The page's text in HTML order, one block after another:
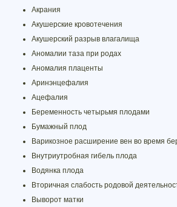
Акрания
Акушерские кровотечения
Акушерский разрыв влагалища
Аномалии таза при родах
Аномалия плаценты
Аринэнцефалия
Ацефалия
Беременность четырьмя плодами
Бумажный плод
Варикозное расширение вен во время
Внутриутробная гибель плода
Водянка плода
Вторичная слабость родовой
Выворот матки